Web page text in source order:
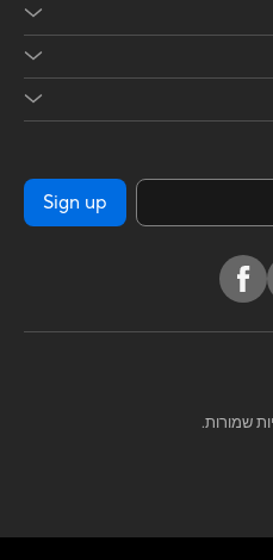
Sign up